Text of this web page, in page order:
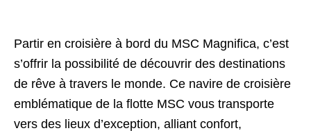
Partir en croisière à bord du MSC Magnifica, c’est
s’offrir la possibilité de découvrir des destinations
de rêve à travers le monde. Ce navire de croisière
emblématique de la flotte MSC vous transporte
vers des lieux d’exception, alliant confort,